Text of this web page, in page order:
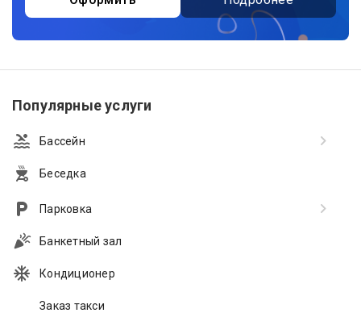
Популярные услуги
Бассейн
Беседка
Парковка
Банкетный зал
Кондиционер
Заказ такси